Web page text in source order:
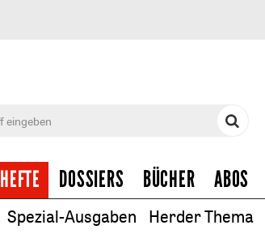
HEFTE DOSSIERS BÜCHER ABOS
Spezial-Ausgaben Herder Thema